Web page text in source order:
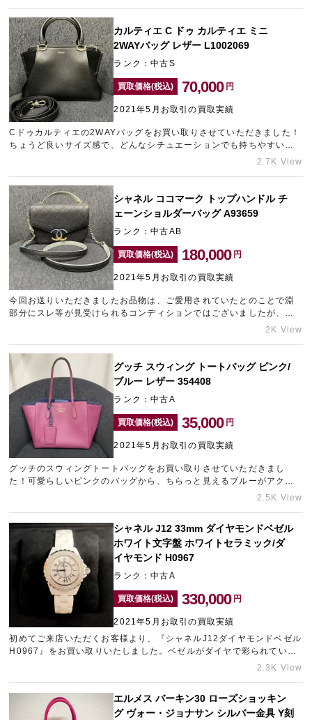
取りが可能です。こちらは2001年製造のお品物ですが、保管状態が良
く大変綺麗なコンディションでしたので、できる限りの高価買取をさ
せていただきました。現在ギャラリーレアでは、ルイ・ヴィトンのア
イテムを買取強化中です。相場はかなり高くなっておりますので、売
却をお考えでしたら今がチャンスです！ご相談お待ちしておりま
す！！
カルティエ C ドゥ カルティエ ミニ
2WAYバッグ レザー L1002069
ランク：中古S
買取価格(税込) 70,000 円
2021年5月お取引の買取実績
Cドゥカルティエの2WAYバッグをお買い取りさせていただきました！
ちょうど良いサイズ感で、どんなシチュエーションでも持ちやすいと
人気のバッグです！大変コンディションの良いお品物をお送りいただ
りやすいです。お品物の状態だけでなくお色や在庫状況などによって
も金額の変動はございますので、気になった方は一度お問い合わせく
ださい！カルティエはジュエリーブランドとして有名ですが、バッグ
や小物も高額査定が可能です。査定は無料で承っておりますので、売
却をお悩みでしたらお気軽にご相談くださいませ！
2.7K View
シャネル ココマーク トップハンドル チ
ェーンショルダーバッグ A93659
ランク：中古AB
買取価格(税込) 180,000 円
2021年5月お取引の買取実績
今回お送りいただきましたお品物は、ご愛用されていたとのことで淵
部分にスレ等が見受けられるコンディションではございましたが、人
気の高いトップハンドルタイプのバッグでしたのでできる限りの高額
2K View
グッチ スウィング トートバッグ ピンク/
ブルー レザー 354408
ランク：中古A
買取価格(税込) 35,000 円
2021年5月お取引の買取実績
グッチのスウィングトートバッグをお買い取りさせていただきまし
た！可愛らしいピンクのバッグから、ちらっと見えるブルーがアクセ
ントになっていて素敵なアイテムですよね。カラフルなカラーのバッ
が経過しているお品物でしたが、綺麗に保管いただいていたようで良
好な状態でした。お品物の状態によって査定金額は変動しますが、ど
んな状態のお品物であってもしっかりとした金額をご提示させていた
だきます！ギャラリーレアは、グッチのバッグやお財布などの高価買
取に自信があります。使用しなくなってしまったお品物がございまし
たら、ぜひ一度ご相談くださいませ！
2.5K View
シャネル J12 33mm ダイヤモンドベゼル
ホワイト文字盤 ホワイトセラミック/ダ
イヤモンド H0967
ランク：中古A
買取価格(税込) 330,000 円
2021年5月お取引の買取実績
初めてご来店いただくお客様より、『シャネルJ12ダイヤモンドベゼル
H0967』をお買い取りいたしました。ベゼルがダイヤで彩られてい
る、高級感あふれる時計です。少し前のモデルではありましたが、付
でも、高価買取させていただけます！タンスで眠っているお品物はご
ざいませんか？この機会に、ギャラリーレアへお持ち込みくださいま
2.3K View
エルメス バーキン30 ローズショッキン
グ ヴォー・ジョナサン シルバー金具 Y刻